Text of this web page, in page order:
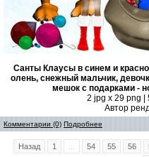
Санты Клаусы в синем и
олень, снежный мальчик,
мешок с подарками -
2 jpg x 29 png |
Автор
Комментарии (0) Подробнее
Назад 1 54 55 56